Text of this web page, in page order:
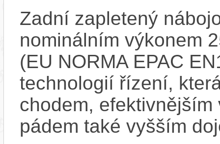
Zadní zapletený
nominálním výkonem
(EU NORMA EPAC
technologií řízení,
chodem,
pádem také vyšším